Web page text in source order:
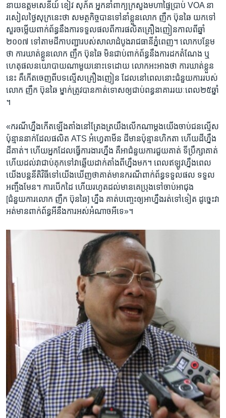
នាយឧត្តមសេនីយ៍ ​ខៀវ សុភ័គ​ ​អ្នកនាំពាក្យ​ក្រសួ​ងមហាផ្ទៃប្រាប់​ VOA​ ​នា​
រសៀល​ថ្ងៃ​សុក្រ​នេះ​ថា​ ​សមត្ថកិច្ចបានទៅ​នាំ​ខ្លួន​លោក​ ​ញឹក ប៊ុនឆៃ​ ​យក​ទៅ​
សួរ​ចម្លើយ​ពាក់ព័ន្ធ​នឹង​ការ​ទទួល​ផល​ពី​ការ​ផលិត​គ្រឿង​ញៀន​កាលពី​ឆ្នាំ​
២០០៧​ ​ទៅ​តាម​ដីកា​បញ្ជា​របស់​សាលា​ដំបូង​រាជធានី​ភ្នំពេញ។​ ​លោក​បន្ថែម​
ថា​ ​ការឃាត់​ខ្លួន​លោក​ ​ញឹក ប៊ុនឆៃ​ ​មិនជាប់​ពាក់ព័ន្ធ​នឹងការ​ដកតំណែង​ ឬ​
ហេតុផលន​យោបាយ​ណា​មួយ​នោះ​ទេ​ដោយ​ ​លោក​អះអាង​ថា​ ​ការ​ឃាត់​ខ្លួន
នេះ​ ​គឺ​កើត​ចេញពី​បទ​ល្មើស​គ្រឿង​ញៀន ​ដែល​នៅ​ពេល​នោះជំនួយ​ការ​របស់​
លោក​ ​ញឹក ប៊ុនឆៃ​ ​ម្នាក់​ត្រូវ​បានកាត់ទោស​ឲ្យ​ជាប់​ពន្ធនា​គារ​រយៈពេល​២៥ឆ្នាំ
។
«ករណី​ហ្នឹង​កើតឡើង​តាំង​នៅ​ត្រែង​ត្រយឹង​លើក​ណា​ម្តង​យើង​ចាប់​ជន​ល្មើស
ប៉ុន្មាន​នាក់​ដែល​ផលិត ATS​ ​អំហ្វេតាមីន​ ​ដីមាន​ប៉ុន្មាន​ហិកតា​ ​ហើយ​ដី​ហ្នឹង​
ដី​គាត់។​ ​ហើយ​អ្នក​ដែល​ធ្វើ​ការងារ​ហ្នឹង​ ​គឺ​អាជំនួយ​ការ​ជួយ​គាត់ ទីប្រឹក្សា​គាត់
ហើយ​ដល់​វា​ជាប់​គុក​ទៅ​វា​ឆ្លើយ​ដាក់​តាំង​ពី​ហ្នឹង​មក។​ ​ពេល​ឥឡូវ​ហ្នឹង​ពេល​
យើង​បន្ត​នីតិវិធីទៅ​យើង​ឃើញ​ថាគាត់​មាន​ករណី​ពាក់ព័ន្ធ​ទទួល​ផល ទទួល​
អញ្ចឹង​មែន។​ ​ការ​បើកដៃ​ ​ហើយ​រហូត​ដល់​មាន​គេប្រុង​ទៅ​ចាប់​អាជុង
[ជំនួយការ​លោក ញឹក ប៊ុនឆៃ]​ ​ហ្នឹង​ ​គាត់​បញ្ចេះ​ឲ្យ​អាហ្នឹង​រត់​ទៅ​ទៀត ដូច្នេះ​វា​
អត់​មាន​ពាក់ព័ន្ធ​អីនឹង​ការ​អស់​អំណាច​អីទេ»។